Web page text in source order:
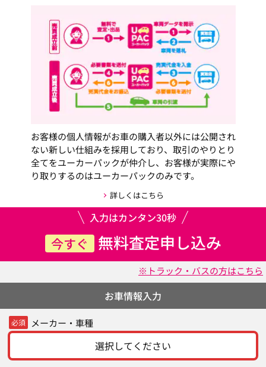
お客様の個人情報がお車の購入者以外には公開され
ない新しい仕組みを採用しており、取引のやりとり
全てをユーカーパックが仲介し、お客様が実際にや
り取りするのはユーカーパックのみです。
詳しくはこちら
入力はカンタン30秒
今すぐ 無料査定申し込み
※トラック・バスの方はこちら
お車情報入力
必須 メーカー・車種
選択してください